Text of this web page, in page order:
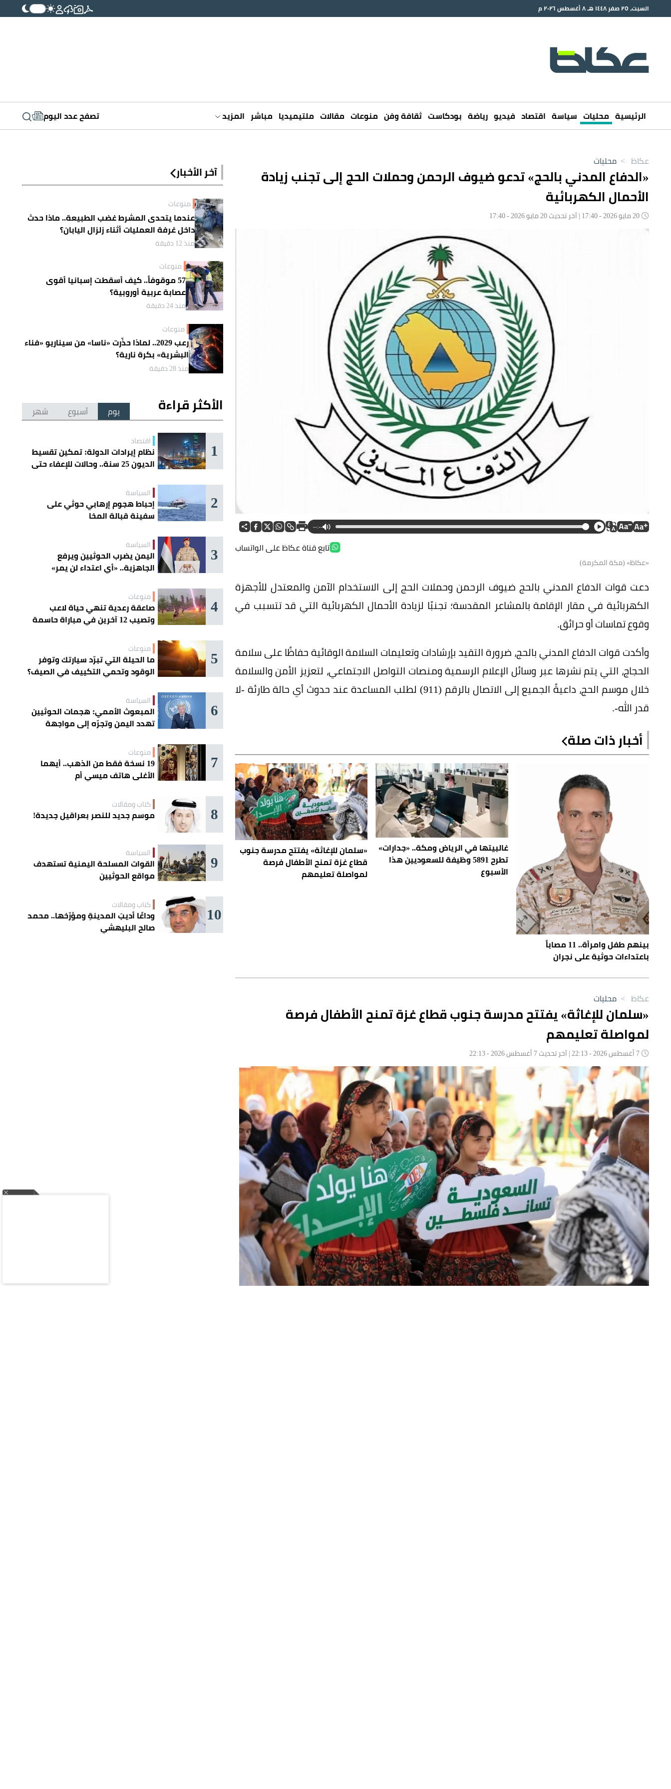
السبت، ٢٥ صفر ١٤٤٨ هـ ٨ أغسطس ٢٠٢٦ م
الرئيسية محليات سياسة اقتصاد فيديو رياضة بودكاست ثقافة وفن منوعات مقالات ملتيميديا مباشر المزيد تصفح عدد اليوم
عكاظ > محليات
«الدفاع المدني بالحج» تدعو ضيوف الرحمن وحملات الحج إلى تجنب زيادة
الأحمال الكهربائية
--:--
تابع قناة عكاظ على الواتساب
«عكاظ» (مكة المكرمة)
دعت قوات الدفاع المدني بالحج ضيوف الرحمن وحملات الحج إلى الاستخدام الآمن والمعتدل للأجهزة
الكهربائية في مقار الإقامة بالمشاعر المقدسة؛ تجنبًا لزيادة الأحمال الكهربائية التي قد تتسبب في
وقوع تماسات أو حرائق.
وأكدت قوات الدفاع المدني بالحج، ضرورة التقيد بإرشادات وتعليمات السلامة الوقائية حفاظًا على سلامة
الحجاج، التي يتم نشرها عبر وسائل الإعلام الرسمية ومنصات التواصل الاجتماعي، لتعزيز الأمن والسلامة
خلال موسم الحج، داعيةً الجميع إلى الاتصال بالرقم (911) لطلب المساعدة عند حدوث أي حالة طارئة -لا
قدر الله-.
أخبار ذات صلة
بينهم طفل وامرأة.. 11 مصاباً
باعتداءات حوثية على نجران
غالبيتها في الرياض ومكة.. «جدارات»
تطرح 5891 وظيفة للسعوديين هذا
الأسبوع
«سلمان للإغاثة» يفتتح مدرسة جنوب
قطاع غزة تمنح الأطفال فرصة
لمواصلة تعليمهم
آخر الأخبار
منوعات
عندما يتحدى المشرط غضب الطبيعة.. ماذا حدث
داخل غرفة العمليات أثناء زلزال اليابان؟
منذ 12 دقيقة
منوعات
57 موقوفاً.. كيف أسقطت إسبانيا أقوى
عصابة عربية أوروبية؟
منذ 24 دقيقة
منوعات
رعب 2029.. لماذا حذّرت «ناسا» من سيناريو «فناء
البشرية» بكرة نارية؟
منذ 28 دقيقة
الأكثر قراءة يوم أسبوع شهر
1 اقتصاد
نظام إيرادات الدولة: تمكين تقسيط
الديون 25 سنة.. وحالات للإعفاء حتى
2 السياسة
إحباط هجوم إرهابي حوثي على
سفينة قبالة المخا
3 السياسة
اليمن يضرب الحوثيين ويرفع
الجاهزية.. «أي اعتداء لن يمر»
4 منوعات
صاعقة رعدية تنهي حياة لاعب
وتصيب 12 آخرين في مباراة حاسمة
5 منوعات
ما الحيلة التي تبرّد سيارتك وتوفر
الوقود وتحمي التكييف في الصيف؟
6 السياسة
المبعوث الأممي: هجمات الحوثيين
تهدد اليمن وتجرّه إلى مواجهة
7 منوعات
19 نسخة فقط من الذهب.. أيهما
الأغلى هاتف ميسي أم
8 كتاب ومقالات
موسم جديد للنصر بعراقيل جديدة!
9 السياسة
القوات المسلحة اليمنية تستهدف
مواقع الحوثيين
10 كتاب ومقالات
وداعًا أديبَ المدينةِ ومؤرّخها.. محمد
صالح البليهشي
عكاظ > محليات
«سلمان للإغاثة» يفتتح مدرسة جنوب قطاع غزة تمنح الأطفال فرصة
لمواصلة تعليمهم